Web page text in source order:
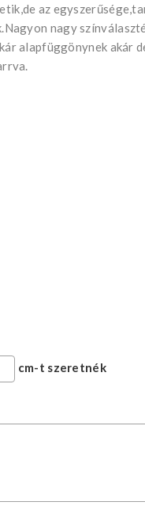
az
nagy
alapfüggönynek akár
cm-t szeretnék